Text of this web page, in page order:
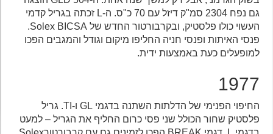
גם נפח 2304 סמ"ק דיזל עם 70 כ"ס. ה-L זכתה בגריל קדמי
העשוי כולו פלסטיק, ובקרבורטור החדש של Solex BICSA.
פנסי האיתות ופנסי חניה החליפו מיקום וגודל והמגבים הפכו
למופעלים כעת באמצעות ידית.
1977
החיפוי הפנימי של הדלתות השתנה בדגמי GL ו-TI. גריל
פלסטיק שחור הכולל שני פסי כרום החליף את הגריל – למעט